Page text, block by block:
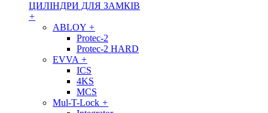
ЦИЛІНДРИ ДЛЯ ЗАМКІВ
+
ABLOY +
Protec-2
Protec-2 HARD
EVVA +
ICS
4KS
MCS
Mul-T-Lock +